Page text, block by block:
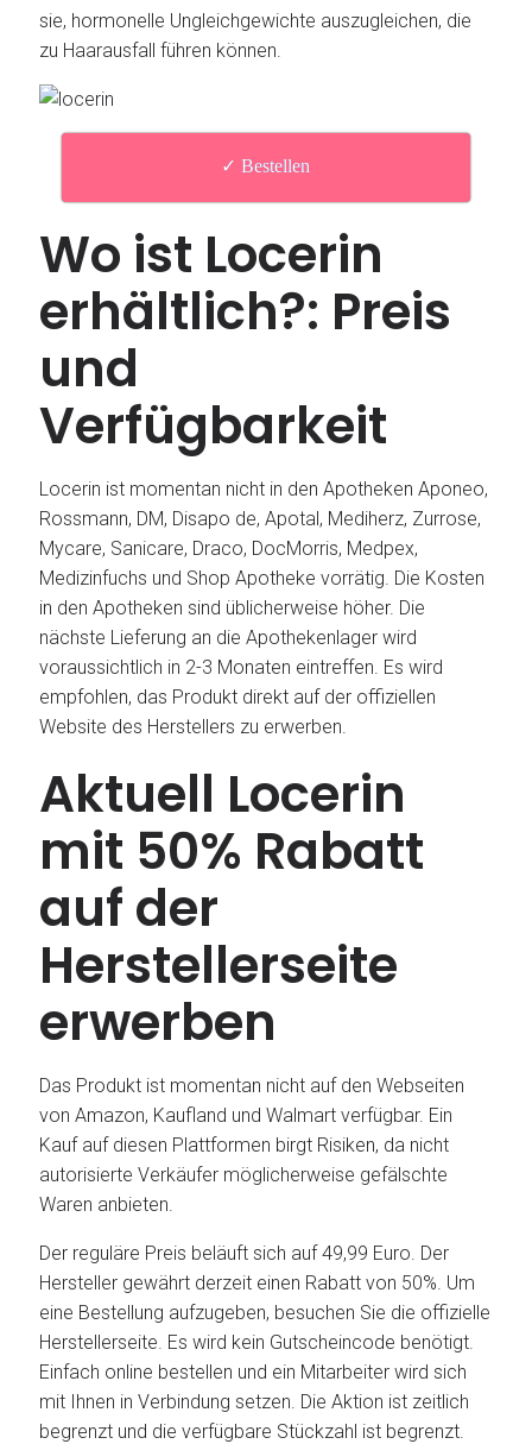
sie, hormonelle Ungleichgewichte auszugleichen, die
zu Haarausfall führen können.
✓ Bestellen
Wo ist Locerin
erhältlich?: Preis
und
Verfügbarkeit
Locerin ist momentan nicht in den Apotheken Aponeo,
Rossmann, DM, Disapo de, Apotal, Mediherz, Zurrose,
Mycare, Sanicare, Draco, DocMorris, Medpex,
Medizinfuchs und Shop Apotheke vorrätig. Die Kosten
in den Apotheken sind üblicherweise höher. Die
nächste Lieferung an die Apothekenlager wird
voraussichtlich in 2-3 Monaten eintreffen. Es wird
empfohlen, das Produkt direkt auf der offiziellen
Website des Herstellers zu erwerben.
Aktuell Locerin
mit 50% Rabatt
auf der
Herstellerseite
erwerben
Das Produkt ist momentan nicht auf den Webseiten
von Amazon, Kaufland und Walmart verfügbar. Ein
Kauf auf diesen Plattformen birgt Risiken, da nicht
autorisierte Verkäufer möglicherweise gefälschte
Waren anbieten.
Der reguläre Preis beläuft sich auf 49,99 Euro. Der
Hersteller gewährt derzeit einen Rabatt von 50%. Um
eine Bestellung aufzugeben, besuchen Sie die offizielle
Herstellerseite. Es wird kein Gutscheincode benötigt.
Einfach online bestellen und ein Mitarbeiter wird sich
mit Ihnen in Verbindung setzen. Die Aktion ist zeitlich
begrenzt und die verfügbare Stückzahl ist begrenzt.